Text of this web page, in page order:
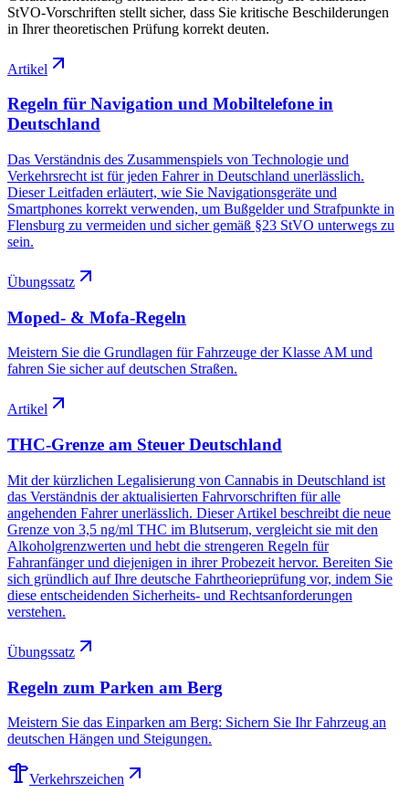
StVO-Vorschriften stellt sicher, dass Sie kritische Beschilderungen
in Ihrer theoretischen Prüfung korrekt deuten.
Artikel
Regeln für Navigation und Mobiltelefone in
Deutschland
Das Verständnis des Zusammenspiels von Technologie und
Verkehrsrecht ist für jeden Fahrer in Deutschland unerlässlich.
Dieser Leitfaden erläutert, wie Sie Navigationsgeräte und
Smartphones korrekt verwenden, um Bußgelder und Strafpunkte in
Flensburg zu vermeiden und sicher gemäß §23 StVO unterwegs zu
sein.
Übungssatz
Moped- & Mofa-Regeln
Meistern Sie die Grundlagen für Fahrzeuge der Klasse AM und
fahren Sie sicher auf deutschen Straßen.
Artikel
THC-Grenze am Steuer Deutschland
Mit der kürzlichen Legalisierung von Cannabis in Deutschland ist
das Verständnis der aktualisierten Fahrvorschriften für alle
angehenden Fahrer unerlässlich. Dieser Artikel beschreibt die neue
Grenze von 3,5 ng/ml THC im Blutserum, vergleicht sie mit den
Alkoholgrenzwerten und hebt die strengeren Regeln für
Fahranfänger und diejenigen in ihrer Probezeit hervor. Bereiten Sie
sich gründlich auf Ihre deutsche Fahrtheorieprüfung vor, indem Sie
diese entscheidenden Sicherheits- und Rechtsanforderungen
verstehen.
Übungssatz
Regeln zum Parken am Berg
Meistern Sie das Einparken am Berg: Sichern Sie Ihr Fahrzeug an
deutschen Hängen und Steigungen.
Verkehrszeichen